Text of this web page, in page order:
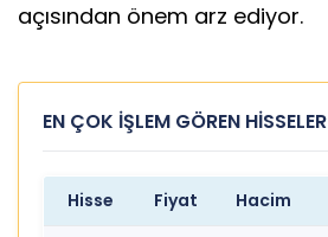
açısından önem arz ediyor.
EN ÇOK İŞLEM GÖREN HİSSELER
Hisse Fiyat Hacim